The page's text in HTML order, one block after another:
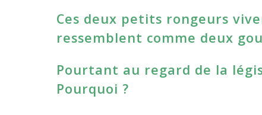
Ces deux petits rongeurs
ressemblent comme deux
Pourtant au regard de la
Pourquoi ?